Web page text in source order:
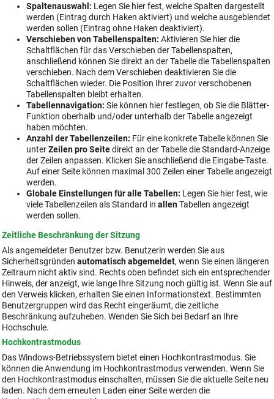
Spaltenauswahl: Legen Sie hier fest, welche Spalten dargestellt
werden (Eintrag durch Haken aktiviert) und welche ausgeblendet
werden sollen (Eintrag ohne Haken deaktiviert).
Verschieben von Tabellenspalten: Aktivieren Sie hier die
Schaltflächen für das Verschieben der Tabellenspalten,
anschließend können Sie direkt an der Tabelle die Tabellenspalten
verschieben. Nach dem Verschieben deaktivieren Sie die
Schaltflächen wieder. Die Position Ihrer zuvor verschobenen
Tabellenspalten bleibt erhalten.
Tabellennavigation: Sie können hier festlegen, ob Sie die Blätter-
Funktion oberhalb und/oder unterhalb der Tabelle angezeigt
haben möchten.
Anzahl der Tabellenzeilen: Für eine konkrete Tabelle können Sie
unterZeilen pro Seitedirekt an der Tabelle die Standard-Anzeige
der Zeilen anpassen. Klicken Sie anschließend die Eingabe-Taste.
Auf einer Seite können maximal 300 Zeilen einer Tabelle angezeigt
werden.
Globale Einstellungen für alle Tabellen: Legen Sie hier fest, wie
viele Tabellenzeilen als Standard in allenTabellen angezeigt
werden sollen.
Zeitliche Beschränkung der Sitzung
Als angemeldeter Benutzer bzw. Benutzerin werden Sie aus
Sicherheitsgründen automatisch abgemeldet, wenn Sie einen längeren
Zeitraum nicht aktiv sind. Rechts oben befindet sich ein entsprechender
Hinweis, der anzeigt, wie lange Ihre Sitzung noch gültig ist. Wenn Sie auf
den Verweis klicken, erhalten Sie einen Informationstext. Bestimmten
Benutzergruppen wird das Recht eingeräumt, die zeitliche
Beschränkung aufzuheben. Wenden Sie Sich bei Bedarf an Ihre
Hochschule.
Hochkontrastmodus
Das Windows-Betriebssystem bietet einen Hochkontrastmodus. Sie
können die Anwendung im Hochkontrastmodus verwenden. Wenn Sie
den Hochkontrastmodus einschalten, müssen Sie die aktuelle Seite neu
laden. Nach dem erneuten Laden einer Seite werden die